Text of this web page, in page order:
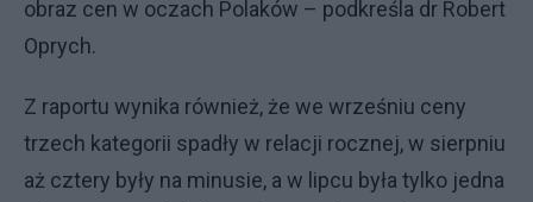
obraz cen w oczach Polaków – podkreśla dr Robert
Oprych.
Z raportu wynika również, że we wrześniu ceny
trzech kategorii spadły w relacji rocznej, w sierpniu
aż cztery były na minusie, a w lipcu była tylko jedna